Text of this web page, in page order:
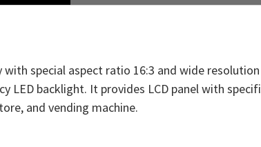
with special aspect ratio 16:3 and wide
LED backlight. It provides LCD panel with
and vending machine.